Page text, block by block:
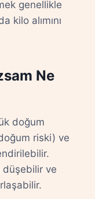
genellikle
kilo alımını
Ne
doğum
riski) ve
düşebilir ve